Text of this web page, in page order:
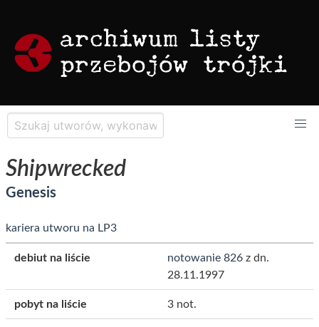
Shipwrecked
Genesis
kariera utworu na LP3
debiut na liście notowanie 826 z dn.
28.11.1997
pobyt na liście 3 not.